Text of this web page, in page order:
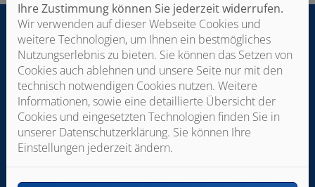
Footer - Kontaktdaten und
Kontakt
KKlahsen Versorgungstechnik
Schulstr. 41
26903 Surwold
Telefonisch erreichbar unter:
04965 222
Mobil: 01725321245
Ihre Zustimmung können Sie jederzeit widerrufen.
Wir verwenden auf dieser Webseite Cookies und
weitere Technologien, um Ihnen ein bestmögliches
Nutzungserlebnis zu bieten. Sie können das Setzen von
Cookies auch ablehnen und unsere Seite nur mit den
technisch notwendigen Cookies nutzen. Weitere
Informationen, sowie eine detaillierte Übersicht der
Cookies und eingesetzten Technologien finden Sie in
unserer Datenschutzerklärung. Sie können Ihre
Einstellungen jederzeit ändern.